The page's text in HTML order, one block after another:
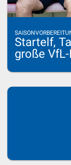
Startelf,
große